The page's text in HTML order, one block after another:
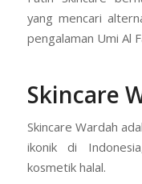
yang mencari
pengalaman Umi Al
Skincare
Skincare Wardah
ikonik di
kosmetik halal.